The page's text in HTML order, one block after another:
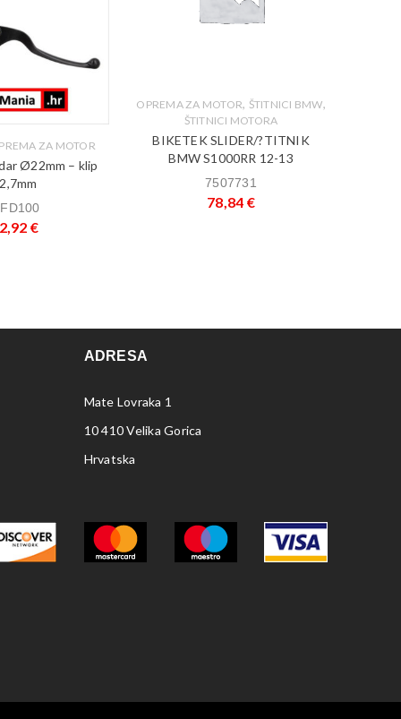
ZA MOTOR
Ø22mm – klip
€
OPREMA ZA MOTOR, ŠTITNICI BMW,
ŠTITNICI MOTORA
BIKETEK SLIDER/?TITNIK
BMW S1000RR 12-13
7507731
78,84 €
ADRESA
Mate Lovraka 1
10 410 Velika Gorica
Hrvatska